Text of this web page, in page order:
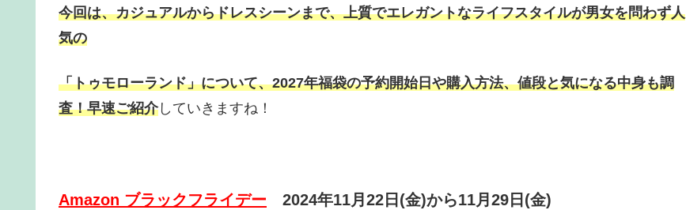
今回は、カジュアルからドレスシーンまで、上質でエレガントなライフスタイルが男女を問わず人
気の
「トゥモローランド」について、2027年福袋の予約開始日や購入方法、値段と気になる中身も調
査！早速ご紹介していきますね！
Amazon ブラックフライデー 2024年11月22日(金)から11月29日(金)